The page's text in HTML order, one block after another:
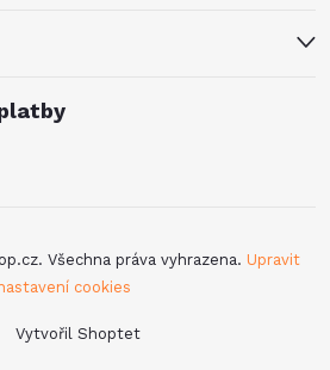
Vytvořil Shoptet
. Všechna práva vyhrazena. Upravit
cookies